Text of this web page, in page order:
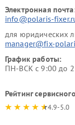
Электронная
info@polaris-
для юридических
manager@fix-
График работы:
ПН-ВСК с 9:00 до
Рейтинг
4.9-5.0